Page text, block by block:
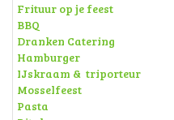
Frituur op je feest
BBQ
Dranken Catering
Hamburger
IJskraam & triporteur
Mosselfeest
Pasta